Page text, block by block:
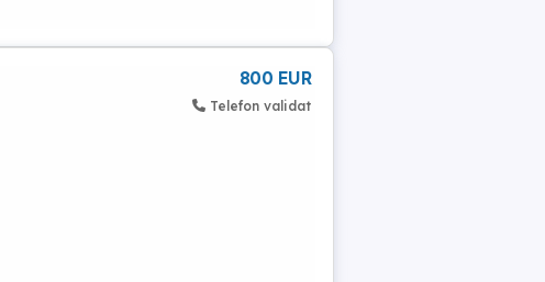
800 EUR
Telefon validat